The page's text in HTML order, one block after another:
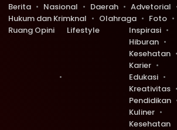
Berita Nasional Daerah
Advetorial
Hukum dan Krimknal
Olahraga Foto
Ruang Opini
Lifestyle
Inspirasi
Hiburan
Kesehatan
Karier
Edukasi
Kreativitas
Pendidikan
Kuliner
Kesehatan